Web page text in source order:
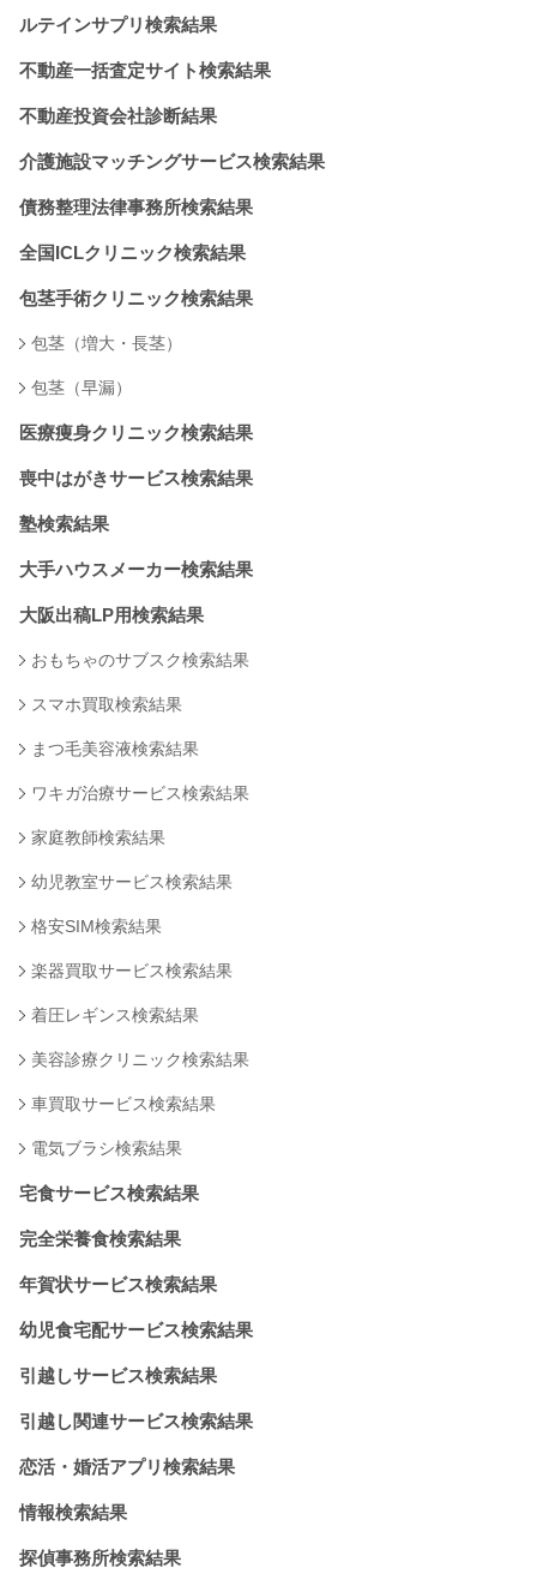
ルテインサプリ検索結果
不動産一括査定サイト検索結果
不動産投資会社診断結果
介護施設マッチングサービス検索結果
債務整理法律事務所検索結果
全国ICLクリニック検索結果
包茎手術クリニック検索結果
包茎（増大・長茎）
包茎（早漏）
医療痩身クリニック検索結果
喪中はがきサービス検索結果
塾検索結果
大手ハウスメーカー検索結果
大阪出稿LP用検索結果
おもちゃのサブスク検索結果
スマホ買取検索結果
まつ毛美容液検索結果
ワキガ治療サービス検索結果
家庭教師検索結果
幼児教室サービス検索結果
格安SIM検索結果
楽器買取サービス検索結果
着圧レギンス検索結果
美容診療クリニック検索結果
車買取サービス検索結果
電気ブラシ検索結果
宅食サービス検索結果
完全栄養食検索結果
年賀状サービス検索結果
幼児食宅配サービス検索結果
引越しサービス検索結果
引越し関連サービス検索結果
恋活・婚活アプリ検索結果
情報検索結果
探偵事務所検索結果